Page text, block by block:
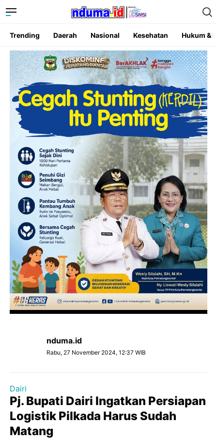
Trending Daerah Nasional Kesehatan Hukum &
nduma.id
Rabu, 27 November 2024, 12:37 WIB
Dairi
Pj. Bupati Dairi Ingatkan Persiapan
Logistik Pilkada Harus Sudah
Matang